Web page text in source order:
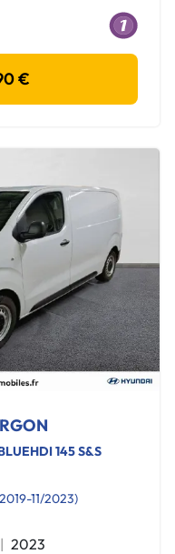
€
145 S&S
11/2023)
2023